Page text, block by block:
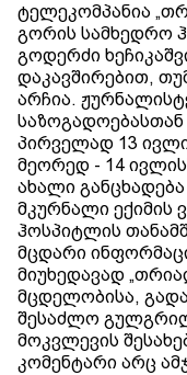
ტელეკომპანია
გორის სამხედრო
გოდერძი
დაკავშირებით,
არჩია.
პირველად 13
მეორედ - 14
ახალი
მკურნალი ექიმის
ჰოსპიტლის
მცდარი
მიუხედავად
მცდელობისა,
შესაძლო
მოკვლევის
კომენტარი არც